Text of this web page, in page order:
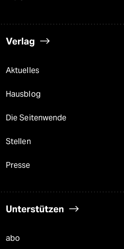
Verlag
Aktuelles
Hausblog
Die Seitenwende
Stellen
Presse
Unterstützen
abo